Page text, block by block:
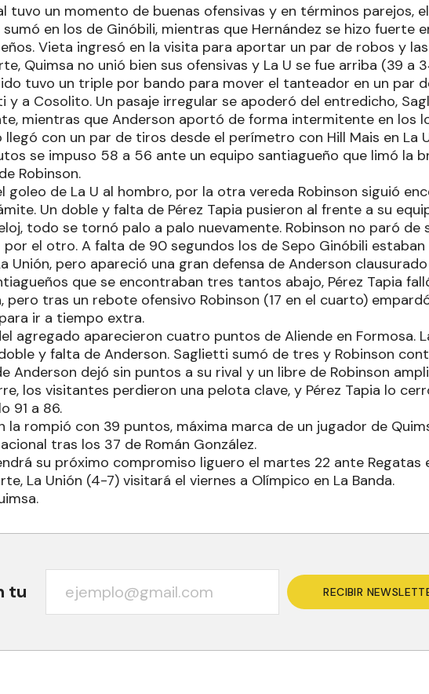
tuvo un momento de buenas ofensivas y en términos parejos,
en los de Ginóbili, mientras que Hernández se hizo fuerte
Vieta ingresó en la visita para aportar un par de robos y
Quimsa no unió bien sus ofensivas y La U se fue arriba (39 a
tuvo un triple por bando para mover el tanteador en un par
y a Cosolito. Un pasaje irregular se apoderó del entredicho,
mientras que Anderson aportó de forma intermitente en los
con un par de tiros desde el perímetro con Hill Mais en La
se impuso 58 a 56 ante un equipo santiagueño que limó la
Robinson.
goleo de La U al hombro, por la otra vereda Robinson siguió
Un doble y falta de Pérez Tapia pusieron al frente a su
todo se tornó palo a palo nuevamente. Robinson no paró de
el otro. A falta de 90 segundos los de Sepo Ginóbili estaban
Unión, pero apareció una gran defensa de Anderson
que se encontraban tres tantos abajo, Pérez Tapia
pero tras un rebote ofensivo Robinson (17 en el cuarto)
ir a tiempo extra.
agregado aparecieron cuatro puntos de Aliende en Formosa.
y falta de Anderson. Saglietti sumó de tres y Robinson
Anderson dejó sin puntos a su rival y un libre de Robinson
los visitantes perdieron una pelota clave, y Pérez Tapia lo
91 a 86.
la rompió con 39 puntos, máxima marca de un jugador de
tras los 37 de Román González.
su próximo compromiso liguero el martes 22 ante Regatas
La Unión (4-7) visitará el viernes a Olímpico en La Banda.
tu RECIBIR